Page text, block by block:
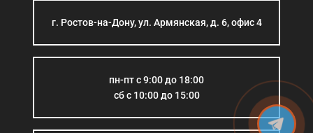
г. Ростов-на-Дону, ул. Армянская, д. 6, офис 4
пн-пт с 9:00 до 18:00
сб с 10:00 до 15:00